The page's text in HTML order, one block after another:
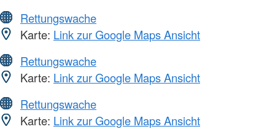
Rettungswache
Karte: Link zur Google Maps Ansicht
Rettungswache
Karte: Link zur Google Maps Ansicht
Rettungswache
Karte: Link zur Google Maps Ansicht